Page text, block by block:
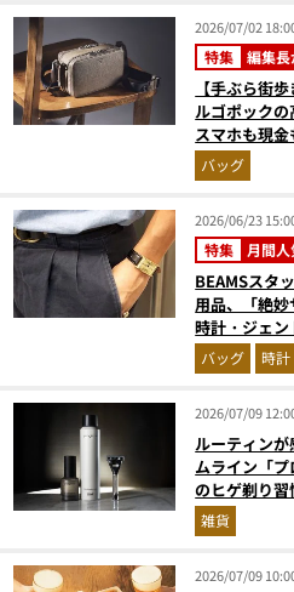
2026/07/02
特集 編集長
【手ぶら街
ルゴポック
スマホも現
編集長のお墨
バッグ
2026/06/23
特集 月間
BEAMSスタ
用品、「絶
時計・ジェ
記事ランキン
バッグ 時計
2026/07/09
ルーティン
ムライン「
のヒゲ剃り習
雑貨
2026/07/09